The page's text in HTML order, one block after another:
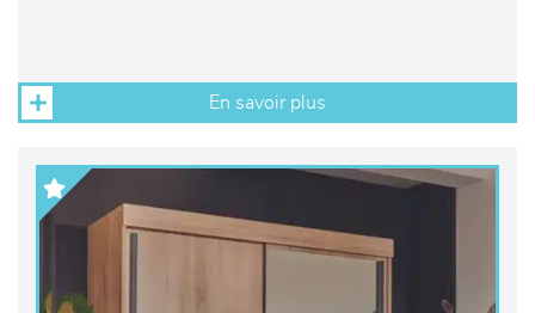
En savoir plus